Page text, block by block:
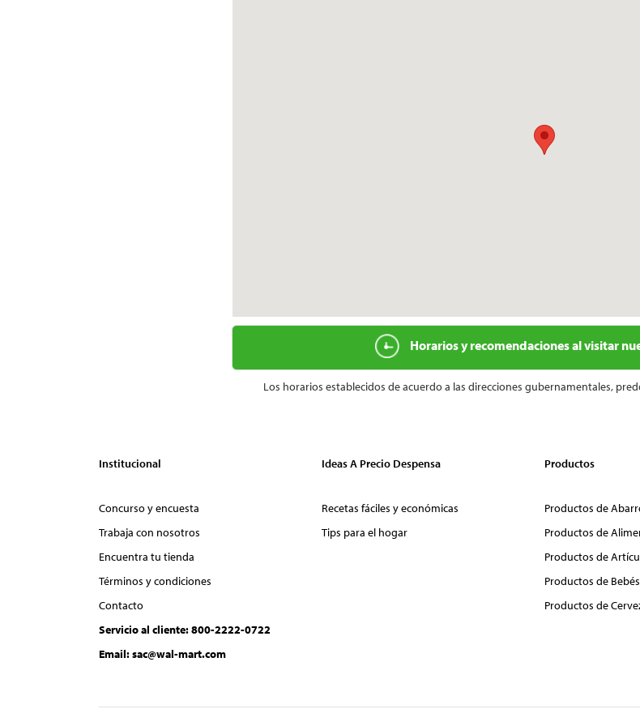
Horarios y recomendaciones al visitar
Los horarios establecidos de acuerdo a las direcciones gubernamentales,
Institucional
Concurso y encuesta
Trabaja con nosotros
Encuentra tu tienda
Términos y condiciones
Contacto
Servicio al cliente: 800-2222-0722
Email: sac@wal-mart.com
Ideas A Precio Despensa
Recetas fáciles y económicas
Tips para el hogar
Productos
Productos de
Productos de
Productos de
Productos de
Productos de